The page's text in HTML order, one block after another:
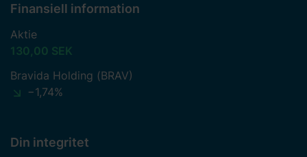
Finansiell information
Aktie
130,00 SEK
Bravida Holding (BRAV)
−1,74%
Din integritet